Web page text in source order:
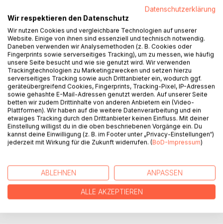
sofort verfügbar als Download
IN DEN WARENKORB
Auf die Merkliste
Titel bewerten
BESCHREIBUNG
Ein paar lustige, aber auch nachdenkliche Gedichte über
Datenschutzerklärung
Wir respektieren den Datenschutz
Wir nutzen Cookies und vergleichbare Technologien auf unserer
Website. Einige von ihnen sind essenziell und technisch notwendig.
Daneben verwenden wir Analysemethoden (z. B. Cookies oder
Fingerprints sowie serverseitiges Tracking), um zu messen, wie häufig
unsere Seite besucht und wie sie genutzt wird. Wir verwenden
Trackingtechnologien zu Marketingzwecken und setzen hierzu
serverseitiges Tracking sowie auch Drittanbieter ein, wodurch ggf.
geräteübergreifend Cookies, Fingerprints, Tracking-Pixel, IP-Adressen
sowie gehashte E-Mail-Adressen genutzt werden. Auf unserer Seite
betten wir zudem Drittinhalte von anderen Anbietern ein (Video-
Plattformen). Wir haben auf die weitere Datenverarbeitung und ein
etwaiges Tracking durch den Drittanbieter keinen Einfluss. Mit deiner
Einstellung willigst du in die oben beschriebenen Vorgänge ein. Du
kannst deine Einwilligung (z. B. im Footer unter „Privacy-Einstellungen“)
jederzeit mit Wirkung für die Zukunft widerrufen. (BoD-Impressum)
ABLEHNEN ANPASSEN
ALLE AKZEPTIEREN